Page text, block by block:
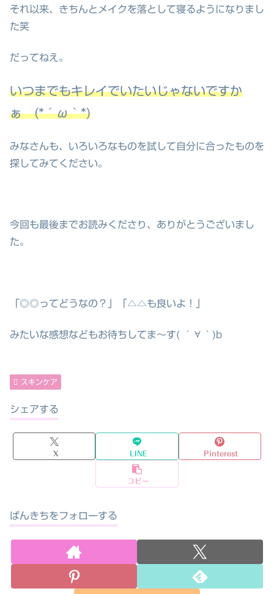
それ以来、きちんとメイクを落として寝るようになりまし
た笑
だってねえ。
いつまでもキレイでいたいじゃないですか
ぁ (*´ω｀*)
みなさんも、いろいろなものを試して自分に合ったものを
探してみてください。
今回も最後までお読みくださり、ありがとうございまし
た。
「◎◎ってどうなの？」「△△も良いよ！」
みたいな感想などもお待ちしてま～す( ´∀｀)b
スキンケア
シェアする
X LINE Pinterest
コピー
ぱんきちをフォローする